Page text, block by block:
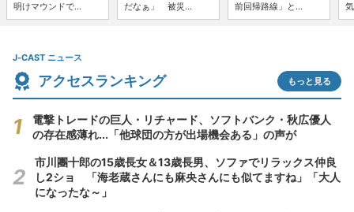
明けマウンドで...
だなぁ」 被災...
前回帰路線」と...
J-CAST ニュース
アクセスランキング もっと見る
電撃トレードの巨人・リチャード、ソフトバンク・秋広優人
の存在感薄れ...「他球団の方が出場機会ある」の声が
市川團十郎の15歳長女＆13歳長男、ソファでリラックス仲良
し2ショ 「海老蔵さんにも麻央さんにも似てますね」「大人
になったな～」